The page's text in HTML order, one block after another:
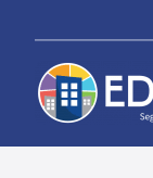
content